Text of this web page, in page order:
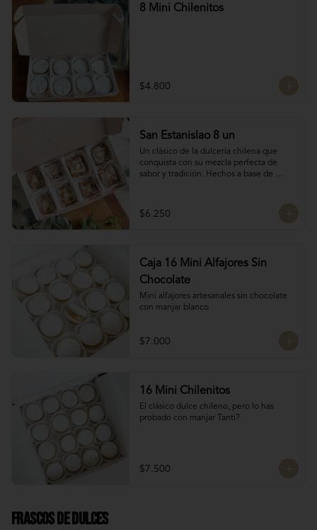
8 Mini Chilenitos
$4.800
San Estanislao 8 un
Un clásico de la dulcería chilena que
conquista con su mezcla perfecta de
sabor y tradición. Hechos a base de
cada San Estanislao guarda ese toque
casero y especial que solo ella sabe dar.
antojo dulce lleno de cariño.
$6.250
Caja 16 Mini Alfajores Sin
Chocolate
Mini alfajores artesanales sin chocolate
con manjar blanco
$7.000
16 Mini Chilenitos
El clásico dulce chileno, pero lo has
probado con manjar Tanti?
$7.500
Frascos de Dulces